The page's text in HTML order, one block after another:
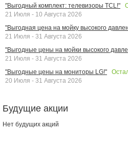
"Выгодный комплект: телевизоры TCL!"
21 Июля - 10 Августа 2026
"Выгодная цена на мойку высокого
21 Июля - 31 Августа 2026
"Выгодные цены на мойки высокого
21 Июля - 31 Августа 2026
"Выгодные цены на мониторы LG!"
20 Июля - 31 Августа 2026
Будущие акции
Нет будущих акций